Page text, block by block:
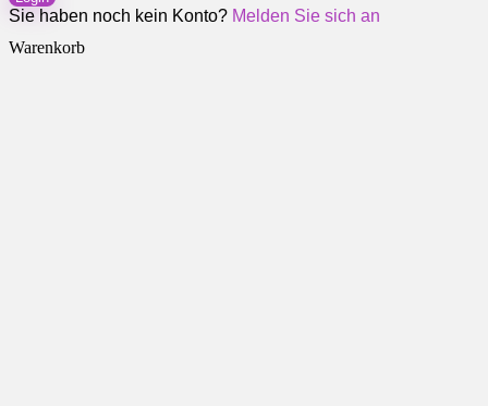
Sie haben noch kein Konto? Melden Sie sich an
Warenkorb